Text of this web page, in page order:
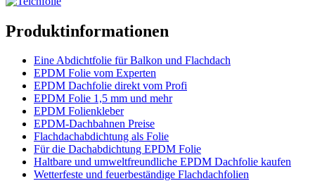
Produktinformationen
Eine Abdichtfolie für Balkon und Flachdach
EPDM Folie vom Experten
EPDM Dachfolie direkt vom Profi
EPDM Folie 1,5 mm und mehr
EPDM Folienkleber
EPDM-Dachbahnen Preise
Flachdachabdichtung als Folie
Für die Dachabdichtung EPDM Folie
Haltbare und umweltfreundliche EPDM Dachfolie kaufen
Wetterfeste und feuerbeständige Flachdachfolien